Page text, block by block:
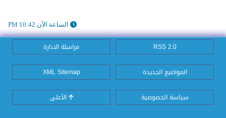
الساعة الآن 10:42 PM
RSS 2.0 مراسلة الادارة
المواضيع الجديدة XML Sitemap
سياسة الخصوصية الأعلى